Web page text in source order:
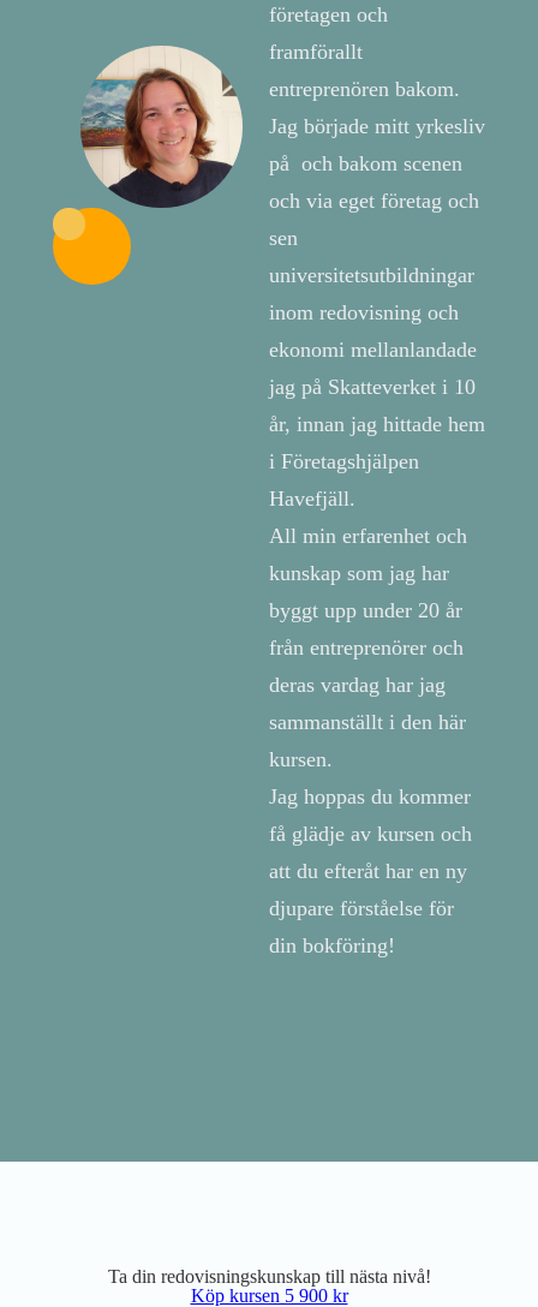
företagen och
framförallt
entreprenören bakom.
Jag började mitt yrkesliv
på och bakom scenen
och via eget företag och
sen
universitetsutbildningar
inom redovisning och
ekonomi mellanlandade
jag på Skatteverket i 10
år, innan jag hittade hem
i Företagshjälpen
Havefjäll.
All min erfarenhet och
kunskap som jag har
byggt upp under 20 år
från entreprenörer och
deras vardag har jag
sammanställt i den här
kursen.
Jag hoppas du kommer
få glädje av kursen och
att du efteråt har en ny
djupare förståelse för
din bokföring!
Ta din redovisningskunskap till nästa nivå!
Köp kursen 5 900 kr